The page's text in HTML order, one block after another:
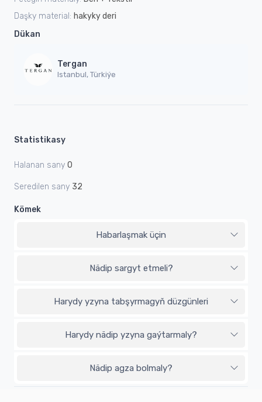
Daşky material: hakyky deri
Dükan
Tergan
Istanbul, Türkiýe
Statistikasy
Halanan sany 0
Seredilen sany 32
Kömek
Habarlaşmak üçin
Nädip sargyt etmeli?
Harydy yzyna tabşyrmagyň düzgünleri
Harydy nädip yzyna gaýtarmaly?
Nädip agza bolmaly?